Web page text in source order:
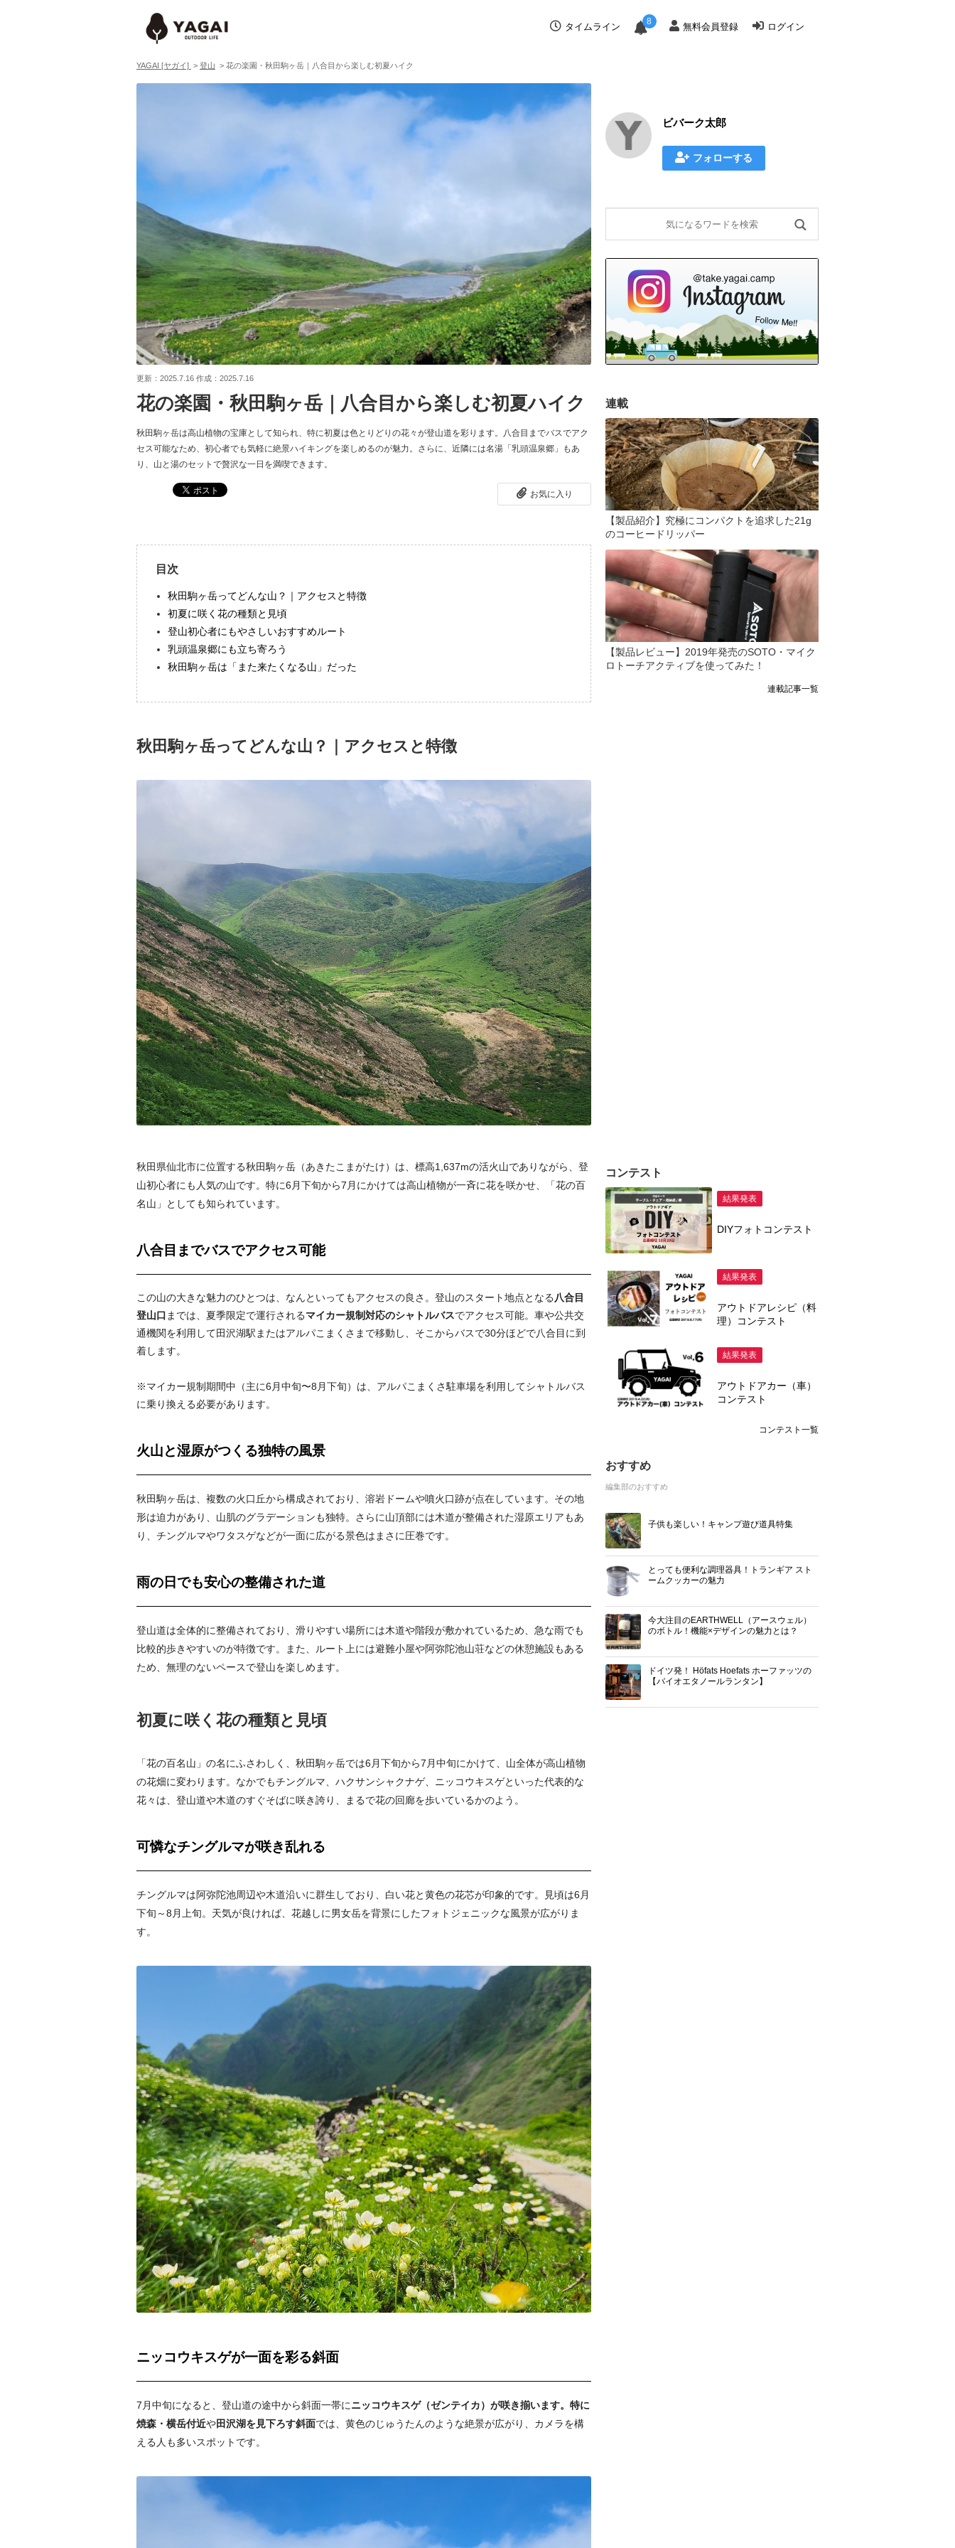
タイムライン 8 無料会員登録 ログイン
YAGAI [ヤガイ] > 登山 > 花の楽園・秋田駒ヶ岳｜八合目から楽しむ初夏ハイク
更新：2025.7.16 作成：2025.7.16
花の楽園・秋田駒ヶ岳｜八合目から楽しむ初夏ハイク
秋田駒ヶ岳は高山植物の宝庫として知られ、特に初夏は色とりどりの花々が登山道を彩ります。八合目までバスでアク
セス可能なため、初心者でも気軽に絶景ハイキングを楽しめるのが魅力。さらに、近隣には名湯「乳頭温泉郷」もあ
り、山と湯のセットで贅沢な一日を満喫できます。
お気に入り
目次
秋田駒ヶ岳ってどんな山？｜アクセスと特徴
初夏に咲く花の種類と見頃
登山初心者にもやさしいおすすめルート
乳頭温泉郷にも立ち寄ろう
秋田駒ヶ岳は「また来たくなる山」だった
秋田駒ヶ岳ってどんな山？｜アクセスと特徴
秋田県仙北市に位置する秋田駒ヶ岳（あきたこまがたけ）は、標高1,637mの活火山でありながら、登
山初心者にも人気の山です。特に6月下旬から7月にかけては高山植物が一斉に花を咲かせ、「花の百
名山」としても知られています。
八合目までバスでアクセス可能
この山の大きな魅力のひとつは、なんといってもアクセスの良さ。登山のスタート地点となる八合目
登山口 までは、夏季限定で運行されるマイカー規制対応のシャトルバスでアクセス可能。車や公共交
通機関を利用して田沢湖駅またはアルパこまくさまで移動し、そこからバスで30分ほどで八合目に到
着します。
※マイカー規制期間中（主に6月中旬〜8月下旬）は、アルパこまくさ駐車場を利用してシャトルバス
に乗り換える必要があります。
火山と湿原がつくる独特の風景
秋田駒ヶ岳は、複数の火口丘から構成されており、溶岩ドームや噴火口跡が点在しています。その地
形は迫力があり、山肌のグラデーションも独特。さらに山頂部には木道が整備された湿原エリアもあ
り、チングルマやワタスゲなどが一面に広がる景色はまさに圧巻です。
雨の日でも安心の整備された道
登山道は全体的に整備されており、滑りやすい場所には木道や階段が敷かれているため、急な雨でも
比較的歩きやすいのが特徴です。また、ルート上には避難小屋や阿弥陀池山荘などの休憩施設もある
ため、無理のないペースで登山を楽しめます。
初夏に咲く花の種類と見頃
「花の百名山」の名にふさわしく、秋田駒ヶ岳では6月下旬から7月中旬にかけて、山全体が高山植物
の花畑に変わります。なかでもチングルマ、ハクサンシャクナゲ、ニッコウキスゲといった代表的な
花々は、登山道や木道のすぐそばに咲き誇り、まるで花の回廊を歩いているかのよう。
可憐なチングルマが咲き乱れる
チングルマは阿弥陀池周辺や木道沿いに群生しており、白い花と黄色の花芯が印象的です。見頃は6月
下旬～8月上旬。天気が良ければ、花越しに男女岳を背景にしたフォトジェニックな風景が広がりま
す。
ニッコウキスゲが一面を彩る斜面
7月中旬になると、登山道の途中から斜面一帯にニッコウキスゲ（ゼンテイカ） が咲き揃います。特に
焼森・横岳付近や田沢湖を見下ろす斜面では、黄色のじゅうたんのような絶景が広がり、カメラを構
える人も多いスポットです。
ビバーク太郎
フォローする
連載
【製品紹介】究極にコンパクトを追求した21g
のコーヒードリッパー
【製品レビュー】2019年発売のSOTO・マイク
ロトーチアクティブを使ってみた！
連載記事一覧
コンテスト
結果発表
DIYフォトコンテスト
結果発表
アウトドアレシピ（料
理）コンテスト
結果発表
アウトドアカー（車）
コンテスト
コンテスト一覧
おすすめ
編集部のおすすめ
子供も楽しい！キャンプ遊び道具特集
とっても便利な調理器具！トランギア スト
ームクッカーの魅力
今大注目のEARTHWELL（アースウェル）
のボトル！機能×デザインの魅力とは？
ドイツ発！ Höfats Hoefats ホーファッツの
【バイオエタノールランタン】